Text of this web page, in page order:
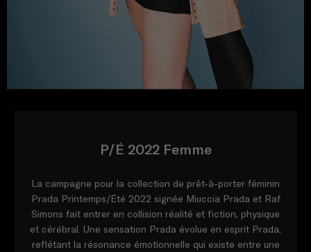
P/É 2022 Femme
La campagne pour la collection de prêt-à-porter féminin
Prada Printemps/Été 2022 signée Miuccia Prada et Raf
Simons fait entrer en collision réalité et fiction, physique
et cérébral. Une sensation Prada évolue en esprit Prada,
reflétant la résonance émotionnelle qui existe entre une